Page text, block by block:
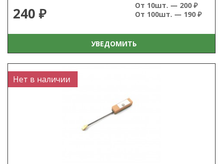
240 ₽
От 10шт. — 200 ₽
От 100шт. — 190 ₽
УВЕДОМИТЬ
Нет в наличии